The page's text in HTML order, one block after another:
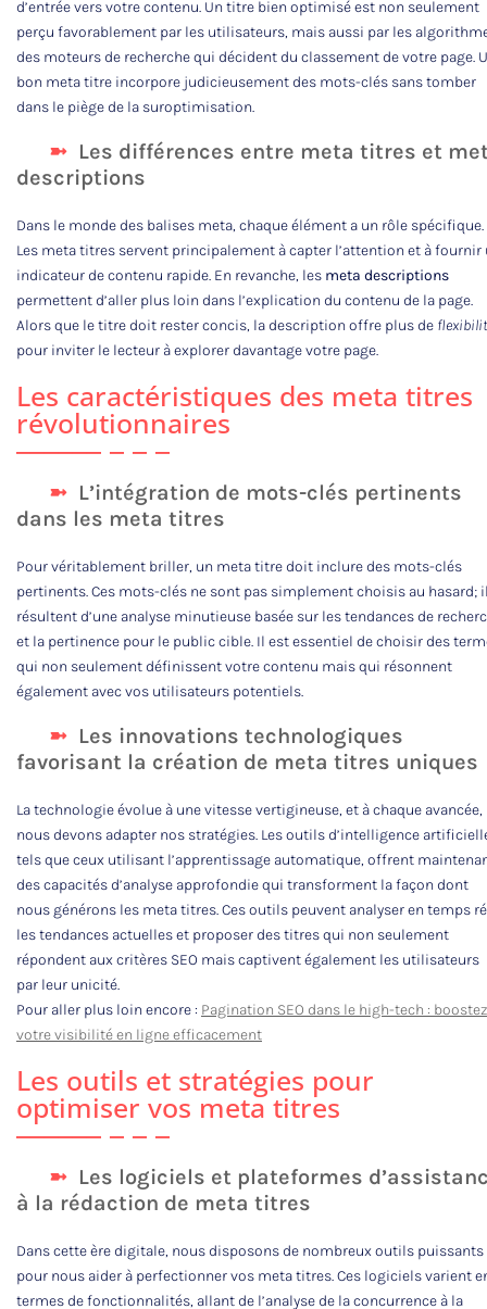
d’entrée vers votre contenu. Un titre bien optimisé est non seulement
perçu favorablement par les utilisateurs, mais aussi par les
des moteurs de recherche qui décident du classement de votre page.
bon meta titre incorpore judicieusement des mots-clés sans tomber
dans le piège de la suroptimisation.
Les différences entre meta titres et
descriptions
Dans le monde des balises meta, chaque élément a un rôle spécifique.
Les meta titres servent principalement à capter l’attention et à fournir
indicateur de contenu rapide. En revanche, les meta descriptions
permettent d’aller plus loin dans l’explication du contenu de la page.
Alors que le titre doit rester concis, la description offre plus de
pour inviter le lecteur à explorer davantage votre page.
Les caractéristiques des meta titres
révolutionnaires
L’intégration de mots-clés pertinents
dans les meta titres
Pour véritablement briller, un meta titre doit inclure des mots-clés
pertinents. Ces mots-clés ne sont pas simplement choisis au hasard;
résultent d’une analyse minutieuse basée sur les tendances de
et la pertinence pour le public cible. Il est essentiel de choisir des
qui non seulement définissent votre contenu mais qui résonnent
également avec vos utilisateurs potentiels.
Les innovations technologiques
favorisant la création de meta titres uniques
La technologie évolue à une vitesse vertigineuse, et à chaque avancée,
nous devons adapter nos stratégies. Les outils d’intelligence
tels que ceux utilisant l’apprentissage automatique, offrent
des capacités d’analyse approfondie qui transforment la façon dont
nous générons les meta titres. Ces outils peuvent analyser en temps
les tendances actuelles et proposer des titres qui non seulement
répondent aux critères SEO mais captivent également les utilisateurs
par leur unicité.
Pour aller plus loin encore : Pagination SEO dans le high-tech : boostez
votre visibilité en ligne efficacement
Les outils et stratégies pour
optimiser vos meta titres
Les logiciels et plateformes
à la rédaction de meta titres
Dans cette ère digitale, nous disposons de nombreux outils puissants
pour nous aider à perfectionner vos meta titres. Ces logiciels varient
termes de fonctionnalités, allant de l’analyse de la concurrence à la